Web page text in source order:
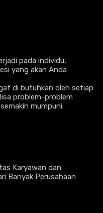
pada individu,
yang akan Anda
di butuhkan oleh setiap
problem-problem
mumpuni.
Karyawan dan
Banyak Perusahaan